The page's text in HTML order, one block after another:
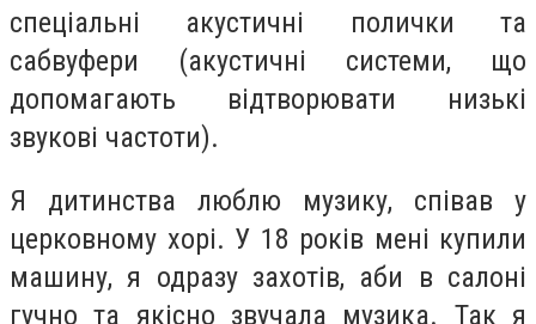
спеціальні акустичні полички та
сабвуфери (акустичні системи, що
допомагають відтворювати низькі
звукові частоти).
Я дитинства люблю музику, співав у
церковному хорі. У 18 років мені купили
машину, я одразу захотів, аби в салоні
гучно та якісно звучала музика. Так я